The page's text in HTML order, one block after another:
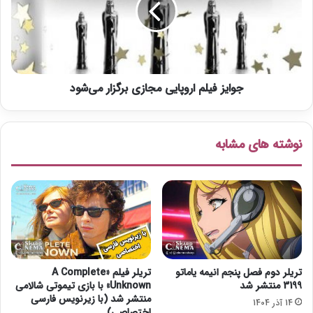
ل
ش
ی
»
م
ج
ی
د
ی
م
ش
خ
ل
ا
ی
م
ج
ا
ز
ی
ر
گ
ز
جوایز فیلم اروپایی مجازی برگزار می‌شود
نوشته های مشابه
تریلر دوم فصل پنجم انیمه یاماتو
3199 منتشر شد
14 آذر 1404
تریلر فیلم «A Complete
Unknown» با بازی تیموتی شالامی
منتشر شد (با زیرنویس فارسی